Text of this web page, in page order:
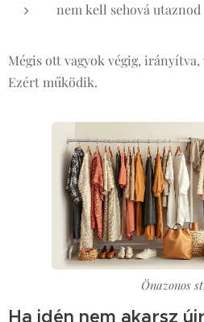
nem kell sehová utaznod
Mégis ott vagyok végig, irányítva,
Ezért működik.
Önazonos
Ha idén nem akarsz